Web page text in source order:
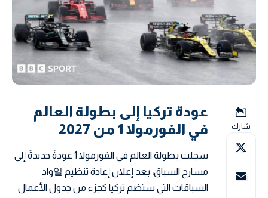
شارك
عودة تركيا إلى بطولة العالم
في الفورمولا 1 من 2027
سجلت بطولة العالم في الفورمولا 1 عودةً جديدةً إلى
مسارح السباق، بعد إعلان إعادة تنظيم 일واد
السباقات التي ستضم تركيا كجزء من جدول الأعمال